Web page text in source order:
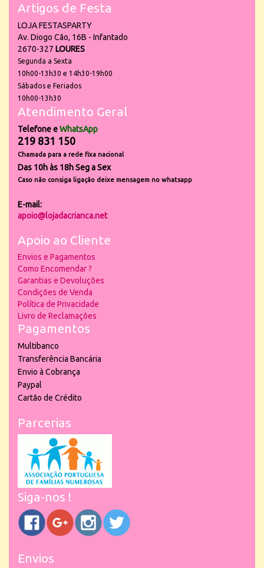
Artigos de Festa
LOJA FESTASPARTY
Av. Diogo Cão, 16B - Infantado
2670-327 LOURES
Segunda a Sexta
10h00-13h30 e 14h30-19h00
Sábados e Feriados
10h00-13h30
Atendimento Geral
Telefone eWhatsApp
219 831 150
Chamada para a rede fixa nacional
Das 10h às 18h Seg a Sex
Caso não consiga ligação deixe mensagem no whatsapp
E-mail:
apoio@lojadacrianca.net
Apoio ao Cliente
Envios e Pagamentos
Como Encomendar ?
Garantias e Devoluções
Condições de Venda
Política de Privacidade
Livro de Reclamações
Pagamentos
Multibanco
Transferência Bancária
Envio à Cobrança
Paypal
Cartão de Crédito
Parcerias
Siga-nos !
Envios